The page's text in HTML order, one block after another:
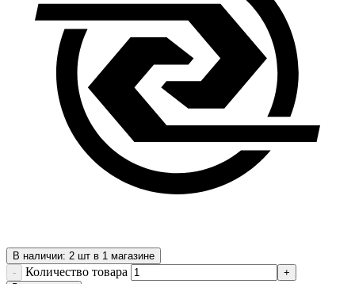
В наличии: 2 шт в 1 магазине
-
Количество товара
+